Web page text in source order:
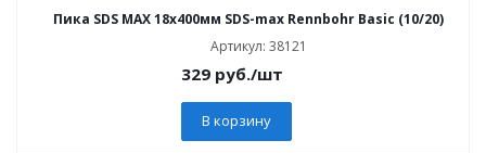
Пика SDS MAX 18x400мм SDS-max Rennbohr Basic (10/20)
Артикул: 38121
329 руб./шт
В корзину